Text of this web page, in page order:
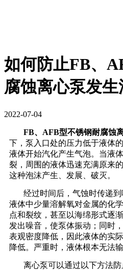
如何防止FB、
腐蚀离心泵发
2022-07-04
FB、AFB型不锈钢耐腐蚀
下，泵入口处的压力低于液体
液体开始汽化产生气泡。当液
裂，周围的液体迅速充满原来
这种泡沫产生、发展、破灭。
经过时间后，气蚀时传递
液体中少量溶解氧对金属的化
点和裂纹，甚至以海绵形式逐
发出噪音，使泵体振动；同时
表观密度降低，因此液体的实
降低。严重时，液体根本无法输
离心泵可以通过以下方法防